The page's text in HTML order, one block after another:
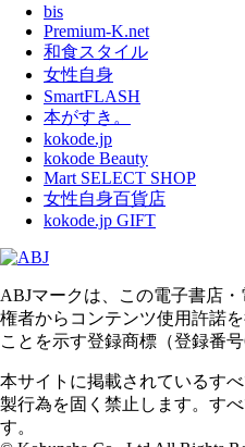
bis
Premium-K.net
和食スタイル
女性自身
SmartFLASH
本がすき。
kokode.jp
kokode Beauty
Mart SELECT SHOP
女性自身百貨店
kokode.jp GIFT
ABJマークは、この電子書店
権者からコンテンツ使用許諾
ことを示す登録商標（登録番号
本サイトに掲載されているす
製行為を固く禁止します。す
す。